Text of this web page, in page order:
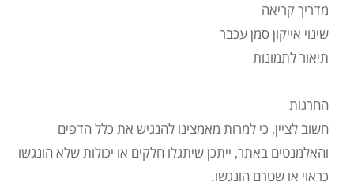
מדריך קריאה
שינוי אייקון סמן עכבר
תיאור לתמונות
החרגות
חשוב לציין, כי למרות מאמצינו להנגיש את כלל הדפים
והאלמנטים באתר, ייתכן שיתגלו חלקים או יכולות שלא הונגשו
כראוי או שטרם הונגשו.